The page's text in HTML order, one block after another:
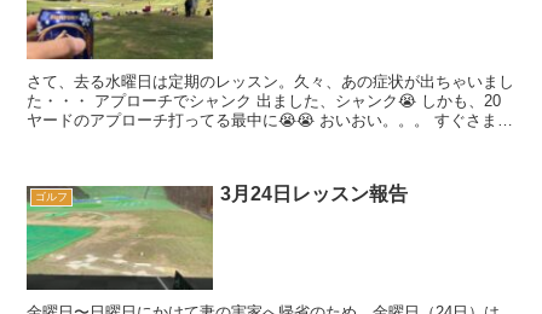
さて、去る水曜日は定期のレッスン。久々、あの症状が出ちゃいまし
た・・・ アプローチでシャンク 出ました、シャンク😭 しかも、20
ヤードのアプローチ打ってる最中に😭😭 おいおい。。。 すぐさまコ
ゴルフ 3月24日レッスン報告